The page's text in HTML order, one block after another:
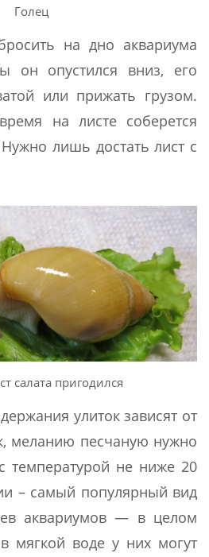
Голец
на дно аквариума
он опустился вниз, его
или прижать грузом.
на листе соберется
лишь достать лист с
салата пригодился
улиток зависят от
меланию песчаную нужно
температурой не ниже 20
– самый популярный вид
аквариумов — в целом
мягкой воде у них могут